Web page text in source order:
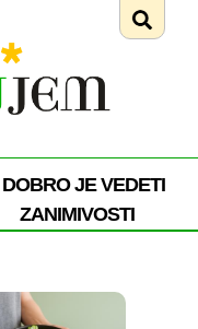
DOBRO JE VEDETI
ZANIMIVOSTI